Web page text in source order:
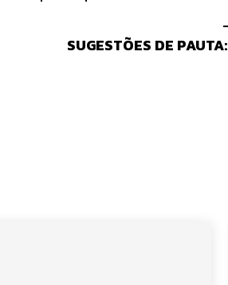
SUGESTÕES DE PAUTA: